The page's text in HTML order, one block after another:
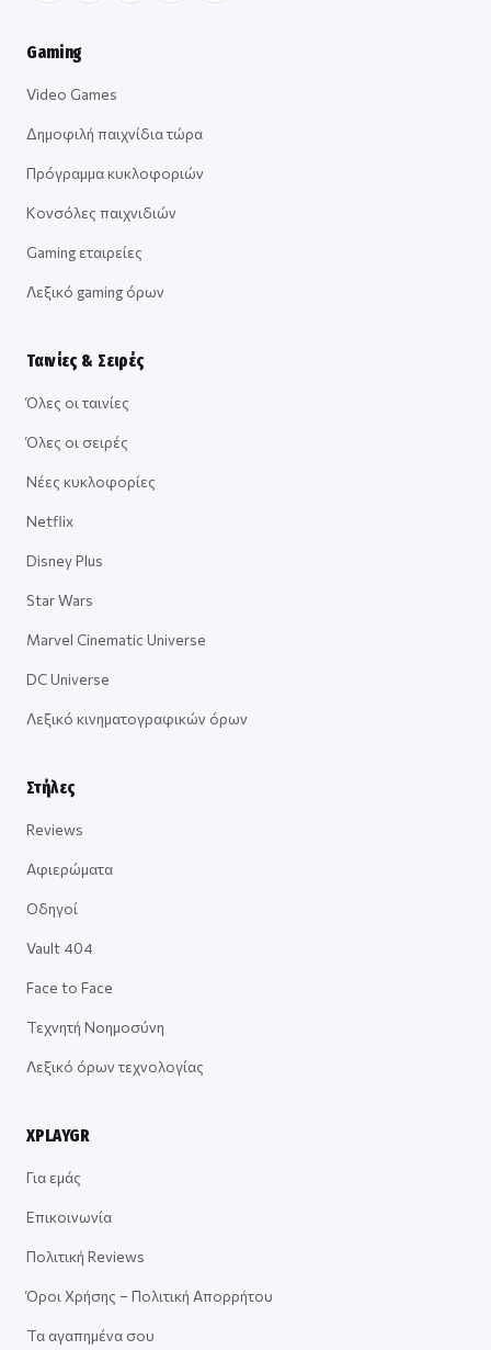
Gaming
Video Games
Δημοφιλή παιχνίδια τώρα
Πρόγραμμα κυκλοφοριών
Κονσόλες παιχνιδιών
Gaming εταιρείες
Λεξικό gaming όρων
Ταινίες & Σειρές
Όλες οι ταινίες
Όλες οι σειρές
Νέες κυκλοφορίες
Netflix
Disney Plus
Star Wars
Marvel Cinematic Universe
DC Universe
Λεξικό κινηματογραφικών όρων
Στήλες
Reviews
Αφιερώματα
Οδηγοί
Vault 404
Face to Face
Τεχνητή Νοημοσύνη
Λεξικό όρων τεχνολογίας
XPLAYGR
Για εμάς
Επικοινωνία
Πολιτική Reviews
Όροι Χρήσης – Πολιτική Απορρήτου
Τα αγαπημένα σου